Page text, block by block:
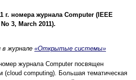
г. номера журнала Computer (IEEE
3, March 2011).
в журнале «Открытые системы»
журнала Computer посвящен
(cloud computing). Большая тематическая